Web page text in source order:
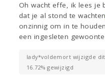
Oh wacht effe, ik lees je
dat je al stond te wachten
onzinnig om in te
een ingesleten
lady*voldemort wijzigde
16.72% gewijzigd